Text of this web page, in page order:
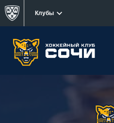
Клубы